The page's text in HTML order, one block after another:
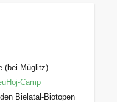
(bei Müglitz)
Camp
Bielatal-Biotopen